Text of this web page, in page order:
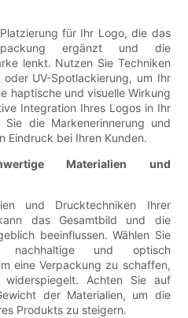
für Ihr Logo, die das
ergänzt und die
lenkt. Nutzen Sie Techniken
UV-Spotlackierung, um Ihr
haptische und visuelle Wirkung
Integration Ihres Logos in Ihr
Sie die Markenerinnerung und
Eindruck bei Ihren Kunden.
Materialien und
und Drucktechniken Ihrer
das Gesamtbild und die
beeinflussen. Wählen Sie
nachhaltige und optisch
eine Verpackung zu schaffen,
Achten Sie auf
der Materialien, um die
Produkts zu steigern.